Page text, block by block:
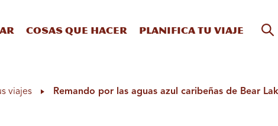
Cosas que hacer Planifica tu viaje
viajes Remando por las aguas azul caribeñas de Bear